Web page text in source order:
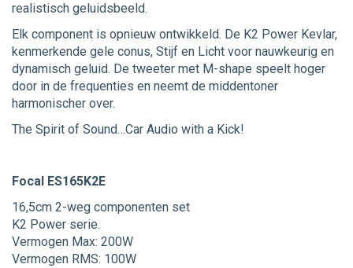
realistisch geluidsbeeld.
Elk component is opnieuw ontwikkeld. De K2 Power Kevlar,
kenmerkende gele conus, Stijf en Licht voor nauwkeurig en
dynamisch geluid. De tweeter met M-shape speelt hoger
door in de frequenties en neemt de middentoner
harmonischer over.
The Spirit of Sound…Car Audio with a Kick!
Focal ES165K2E
16,5cm 2-weg componenten set
K2 Power serie.
Vermogen Max: 200W
Vermogen RMS: 100W